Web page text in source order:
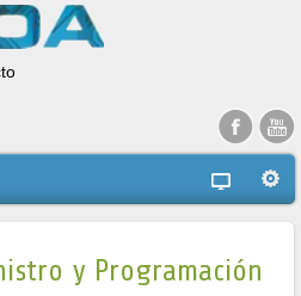
y Programación